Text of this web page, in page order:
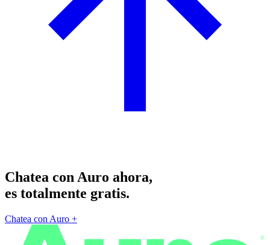
Chatea con Auro ahora,
es totalmente gratis.
Chatea con Auro +
®